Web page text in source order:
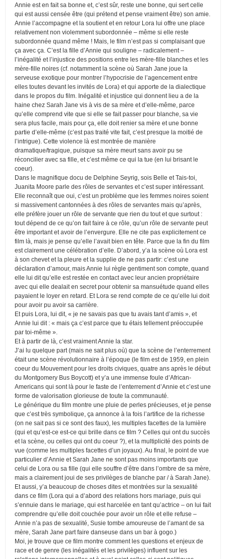
Annie est en fait sa bonne et, c’est sûr, reste une bonne, qui sert celle
qui est aussi censée être (qui prétend et pense vraiment être) son amie.
Annie l’accompagne et la soutient et en retour Lora lui offre une place
relativement non violemment subordonnée – même si elle reste
subordonnée quand même ! Mais, le film n’est pas si complaisant que
ça avec ça. C’est la fille d’Annie qui souligne – radicalement –
l’inégalité et l’injustice des positions entre les mère-fille blanches et les
mère-fille noires (cf. notamment la scène où Sarah Jane joue la
serveuse exotique pour montrer l’hypocrisie de l’agencement entre
elles toutes devant les invités de Lora) et qui apporte de la dialectique
dans le propos du film. Inégalité et injustice qui donnent lieu a de la
haine chez Sarah Jane vis à vis de sa mère et d’elle-même, parce
qu’elle comprend vite que si elle se fait passer pour blanche, sa vie
sera plus facile, mais pour ça, elle doit renier sa mère et une bonne
partie d’elle-même (c’est pas traité vite fait, c’est presque la moitié de
l’intrigue). Cette violence là est montrée de manière
dramatique/tragique, puisque sa mère meurt sans avoir pu se
réconcilier avec sa fille, et c’est même ce qui la tue (en lui brisant le
coeur).
Dans le magnifique docu de Delphine Seyrig, sois Belle et Tais-toi,
Juanita Moore parle des rôles de servantes et c’est super intéressant.
Elle reconnaît que oui, c’est un problème que les femmes noires soient
si massivement cantonnées à des rôles de servantes mais qu’après,
elle préfère jouer un rôle de servante que rien du tout et que surtout :
tout dépend de ce qu’on fait faire à ce rôle, qu’un rôle de servante peut
être important et avoir de l’envergure. Elle ne cite pas explicitement ce
film là, mais je pense qu’elle l’avait bien en tête. Parce que la fin du film
est clairement une célébration d’elle. D’abord, y’a la scène où Lora est
à son chevet et la pleure et la supplie de ne pas partir: c’est une
déclaration d’amour, mais Annie lui règle gentiment son compte, quand
elle lui dit qu’elle est restée en contact avec leur ancien propriétaire
avec qui elle dealait en secret pour obtenir sa mansuétude quand elles
payaient le loyer en retard. Et Lora se rend compte de ce qu’elle lui doit
pour avoir pu avoir sa carrière.
Et puis Lora, lui dit, « je ne savais pas que tu avais tant d’amis », et
Annie lui dit : « mais ça c’est parce que tu étais tellement préoccupée
par toi-même ».
Et à partir de là, c’est vraiment Annie la star.
J’ai lu quelque part (mais ne sait plus où) que la scène de l’enterrement
était une scène révolutionnaire à l’époque (le film est de 1959, en plein
coeur du Mouvement pour les droits civiques, quatre ans après le début
du Montgomery Bus Boycott) et y’a une immense foule d’African-
Americans qui sont là pour le faste de l’enterrement d’Annie et c’est une
forme de valorisation glorieuse de toute la communauté.
Le générique du film montre une pluie de perles précieuses, et je pense
que c’est très symbolique, ça annonce à la fois l’artifice de la richesse
(on ne sait pas si ce sont des faux), les multiples facettes de la lumière
(qui et qu’est-ce est-ce qui brille dans ce film ? Celles qui ont du succès
et la scène, ou celles qui ont du coeur ?), et la multiplicité des points de
vue (comme les multiples facettes d’un joyaux). Au final, le point de vue
particulier d’Annie et Sarah Jane ne sont pas moins importants que
celui de Lora ou sa fille (qui elle souffre d’être dans l’ombre de sa mère,
mais a clairement joui de ses privilèges de blanche par / à Sarah Jane).
Et aussi, y’a beaucoup de choses dites et montrées sur la sexualité
dans ce film (Lora qui a d’abord des relations hors mariage, puis qui
s’ennuie dans le mariage, qui est harcelée en tant qu’actrice – on lui fait
comprendre qu’elle doit couchée pour avoir un rôle et elle refuse –
Annie n’a pas de sexualité, Susie tombe amoureuse de l’amant de sa
mère, Sarah Jane part faire danseuse dans un bar à gogo.)
Moi, je trouve que ce film montre comment les questions et enjeux de
race et de genre (les inégalités et les privilèges) influent sur les